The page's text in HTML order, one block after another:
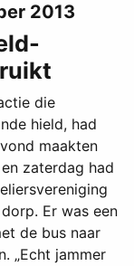
2013
die
hield, had
maakten
zaterdag had
Er was een
de bus naar
„Echt jammer